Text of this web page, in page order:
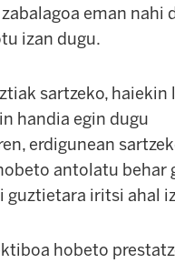
eman nahi
izan dugu.
sartzeko, haiekin
handia egin dugu
erdigunean
antolatu behar
guztietara iritsi ahal
hobeto